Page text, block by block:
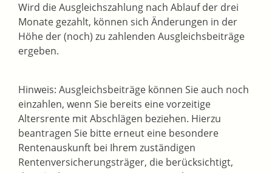
Wird die Ausgleichszahlung nach Ablauf der drei
Monate gezahlt, können sich Änderungen in der
Höhe der (noch) zu zahlenden Ausgleichsbeiträge
ergeben.
Hinweis: Ausgleichsbeiträge können Sie auch noch
einzahlen, wenn Sie bereits eine vorzeitige
Altersrente mit Abschlägen beziehen. Hierzu
beantragen Sie bitte erneut eine besondere
Rentenauskunft bei Ihrem zuständigen
Rentenversicherungsträger, die berücksichtigt,